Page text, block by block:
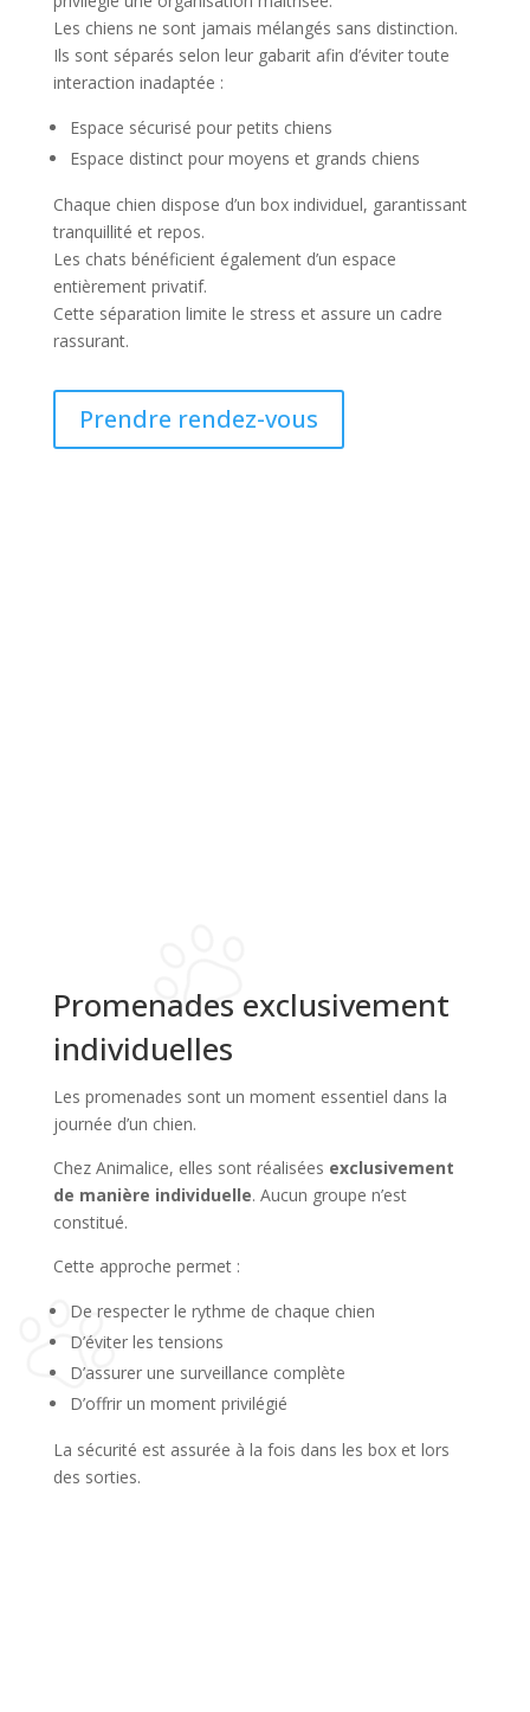
Les chiens ne sont jamais mélangés sans distinction.
Ils sont séparés selon leur gabarit afin d’éviter toute
interaction inadaptée :
Espace sécurisé pour petits chiens
Espace distinct pour moyens et grands chiens
Chaque chien dispose d’un box individuel, garantissant
tranquillité et repos.
Les chats bénéficient également d’un espace
entièrement privatif.
Cette séparation limite le stress et assure un cadre
rassurant.
Prendre rendez-vous
Promenades exclusivement
individuelles
Les promenades sont un moment essentiel dans la
journée d’un chien.
Chez Animalice, elles sont réalisées exclusivement
de manière individuelle. Aucun groupe n’est
constitué.
Cette approche permet :
De respecter le rythme de chaque chien
D’éviter les tensions
D’assurer une surveillance complète
D’offrir un moment privilégié
La sécurité est assurée à la fois dans les box et lors
des sorties.